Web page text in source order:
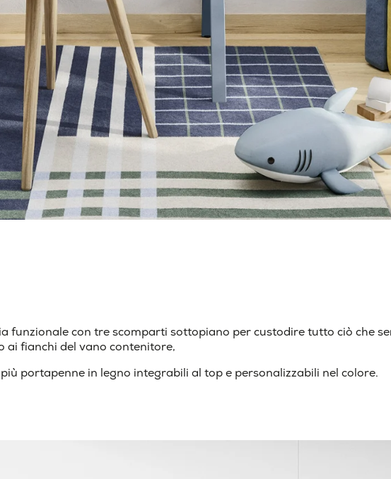
con tre scomparti sottopiano per custodire tutto ciò che
ai fianchi del vano contenitore,
portapenne in legno integrabili al top e personalizzabili nel colore.